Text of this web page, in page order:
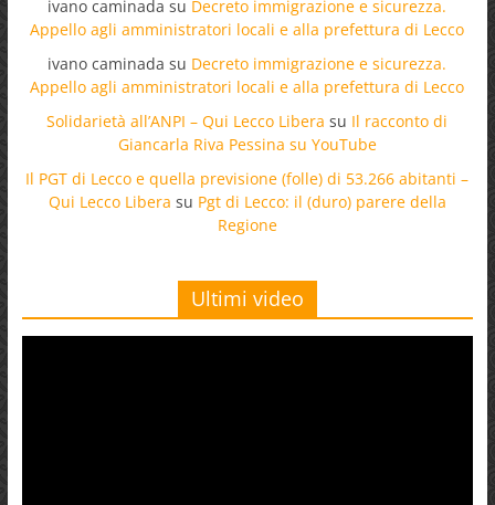
ivano caminada su Decreto immigrazione e sicurezza.
Appello agli amministratori locali e alla prefettura di Lecco
ivano caminada su Decreto immigrazione e sicurezza.
Appello agli amministratori locali e alla prefettura di Lecco
Solidarietà all’ANPI – Qui Lecco Libera su Il racconto di
Giancarla Riva Pessina su YouTube
Il PGT di Lecco e quella previsione (folle) di 53.266 abitanti –
Qui Lecco Libera su Pgt di Lecco: il (duro) parere della
Regione
Ultimi video